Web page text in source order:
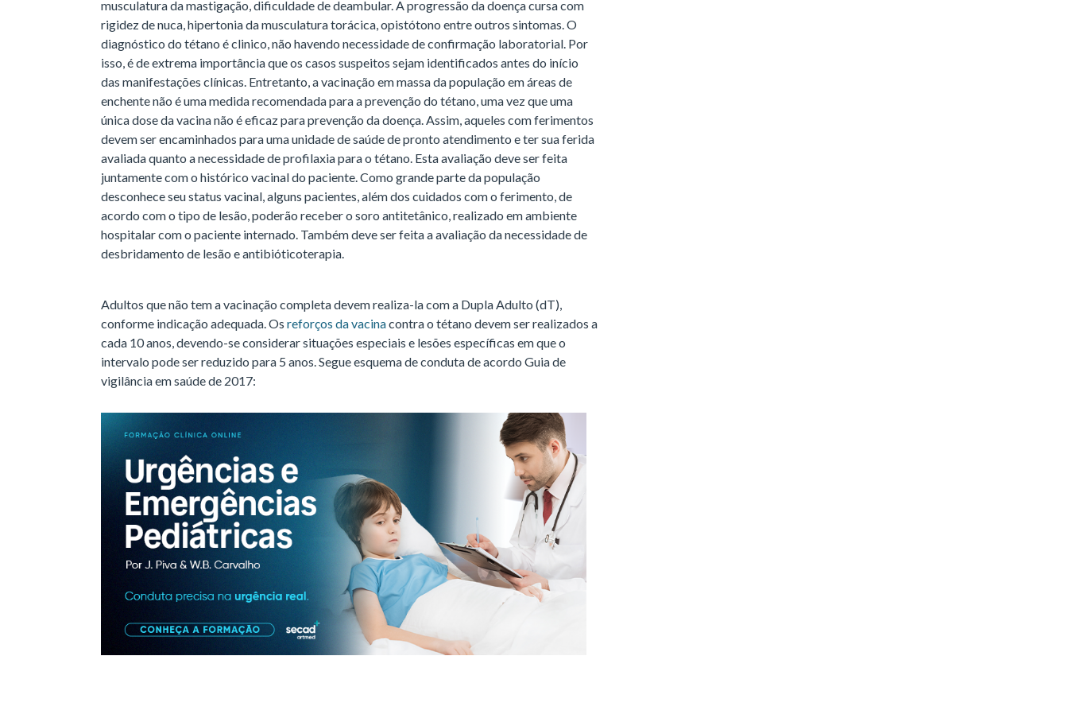
musculatura da mastigação, dificuldade de deambular. A progressão da doença cursa com
rigidez de nuca, hipertonia da musculatura torácica, opistótono entre outros sintomas. O
diagnóstico do tétano é clinico, não havendo necessidade de confirmação laboratorial. Por
isso, é de extrema importância que os casos suspeitos sejam identificados antes do início
das manifestações clínicas. Entretanto, a vacinação em massa da população em áreas de
enchente não é uma medida recomendada para a prevenção do tétano, uma vez que uma
única dose da vacina não é eficaz para prevenção da doença. Assim, aqueles com ferimentos
devem ser encaminhados para uma unidade de saúde de pronto atendimento e ter sua ferida
avaliada quanto a necessidade de profilaxia para o tétano. Esta avaliação deve ser feita
juntamente com o histórico vacinal do paciente. Como grande parte da população
desconhece seu status vacinal, alguns pacientes, além dos cuidados com o ferimento, de
acordo com o tipo de lesão, poderão receber o soro antitetânico, realizado em ambiente
hospitalar com o paciente internado. Também deve ser feita a avaliação da necessidade de
desbridamento de lesão e antibióticoterapia.
Adultos que não tem a vacinação completa devem realiza-la com a Dupla Adulto (dT),
conforme indicação adequada. Os reforços da vacinacontra o tétano devem ser realizados a
cada 10 anos, devendo-se considerar situações especiais e lesões específicas em que o
intervalo pode ser reduzido para 5 anos. Segue esquema de conduta de acordo Guia de
vigilância em saúde de 2017: